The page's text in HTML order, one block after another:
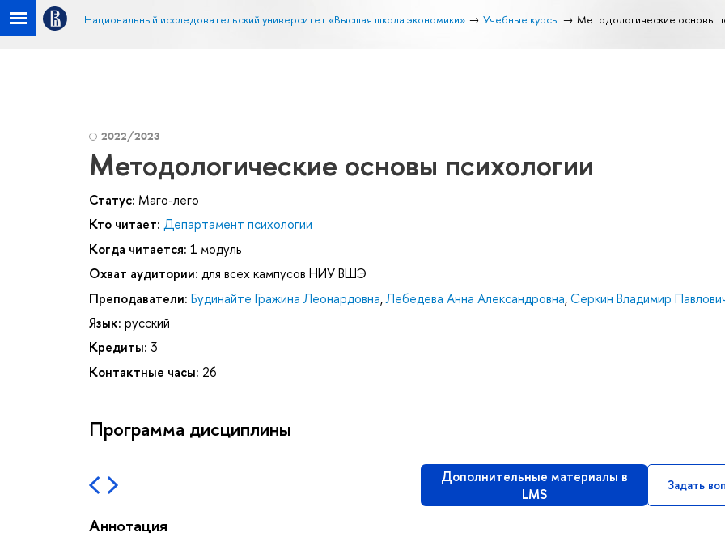
Национальный исследовательский университет «Высшая школа экономики» Учебные курсы Методологические основы
2022/2023
Методологические основы психологии
Статус: Маго-лего
Кто читает: Департамент психологии
Когда читается: 1 модуль
Охват аудитории: для всех кампусов НИУ ВШЭ
Преподаватели: Будинайте Гражина Леонардовна,Лебедева Анна Александровна,Серкин Владимир
Язык: русский
Кредиты: 3
Контактные часы: 26
Программа дисциплины
Дополнительные материалы в
LMS
Задать
Аннотация